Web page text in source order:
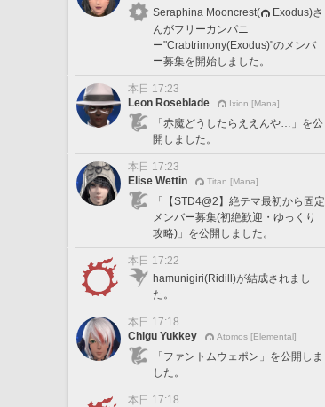
Seraphina Mooncrest(
Exodus)さ
んがフリーカンパニ
ー"Crabtrimony(Exodus)"のメンバ
ー募集を開始しました。
本日 17:23
Leon Roseblade
Ixion [Mana]
「赤魔どうしたらええんや…」を公
開しました。
本日 17:23
Elise Wettin
Titan [Mana]
「【STD4@2】絶テマ最初から固定
メンバー募集(初絶歓迎・ゆっくり
攻略)」を公開しました。
本日 17:22
hamunigiri(Ridill)が結成されまし
た。
本日 17:18
Chigu Yukkey
Atomos [Elemental]
「ファントムウェポン」を公開しま
した。
本日 17:18